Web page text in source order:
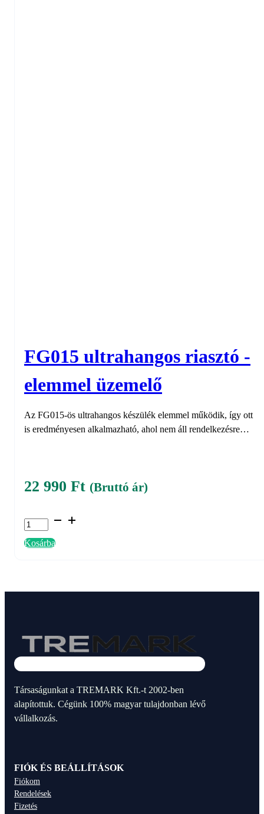
FG015 ultrahangos riasztó -
elemmel üzemelő
Az FG015-ös ultrahangos készülék elemmel működik, így ott
is eredményesen alkalmazható, ahol nem áll rendelkezésre…
22 990 Ft (Bruttó ár)
FG015
ultrahangos
riasztó
üzemelő
Kosárba
Társaságunkat a TREMARK Kft.-t 2002-ben
alapítottuk. Cégünk 100% magyar tulajdonban lévő
vállalkozás.
FIÓK ÉS BEÁLLÍTÁSOK
Fiókom
Rendelések
Fizetés